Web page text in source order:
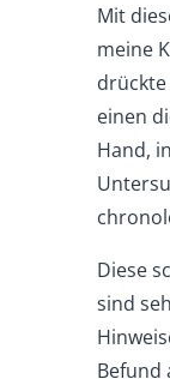
Mit
meine
einen
Hand,
Diese
sind
Befund